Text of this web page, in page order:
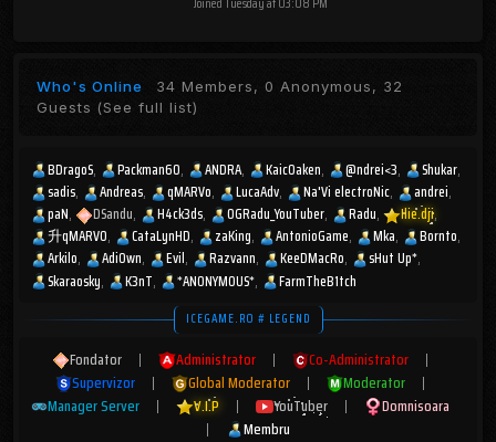
Who's Online 34 Members, 0 Anonymous, 32
Guests (See full list)
BDragoS Packman60 ANDRA KaicOaken @ndrei<3
Shukar
sadis
Andreas qMARVo LucaAdv Na'Vi electroNic
andrei
paN
DSandu H4ck3ds OGRadu_YouTuber Radu
Ilie.dji
升qMARV0
CataLynHD zaKing AntonioGame Mka
Bornto
Arkilo
AdiOwn Evil Razvann KeeDMacRo
sHut Up*
Skaraosky
K3nT *ANONYMOUS* FarmTheB1tch
ICEGAME.RO # LEGEND
Fondator | Administrator | Co-Administrator
|
Supervizor
| Global Moderator | Moderator
|
Manager Server
| V.I.P | YouTuber |
Domnisoara
|
Membru